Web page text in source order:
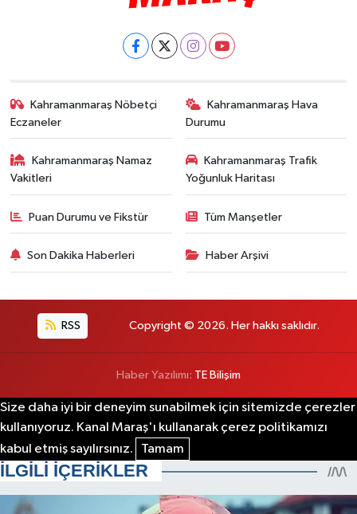
Kahramanmaraş Nöbetçi
Eczaneler
Kahramanmaraş Hava
Durumu
Kahramanmaraş Namaz
Vakitleri
Kahramanmaraş Trafik
Yoğunluk Haritası
Puan Durumu ve Fikstür Tüm Manşetler
Son Dakika Haberleri Haber Arşivi
RSS Copyright © 2026. Her hakkı saklıdır.
Haber Yazılımı: TE Bilişim
Size daha iyi bir deneyim sunabilmek için sitemizde çerezler
kullanıyoruz. Kanal Maraş'ı kullanarak çerez politikamızı
kabul etmiş sayılırsınız.
Tamam